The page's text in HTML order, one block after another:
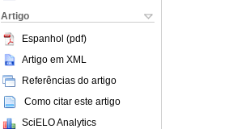
Artigo
Espanhol (pdf)
Artigo em XML
Referências do artigo
Como citar este artigo
SciELO Analytics